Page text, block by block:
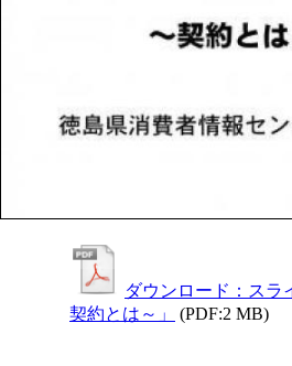
ダウンロード：スラ
契約とは～」
(PDF:2 MB)